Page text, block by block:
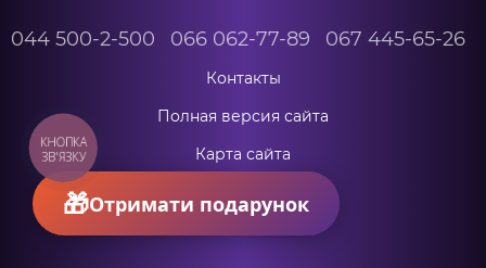
044 500-2-500 066 062-77-89 067 445-65-26
Контакты
Полная версия сайта
Карта сайта
КНОПКА
ЗВ'ЯЗКУ
Отримати подарунок